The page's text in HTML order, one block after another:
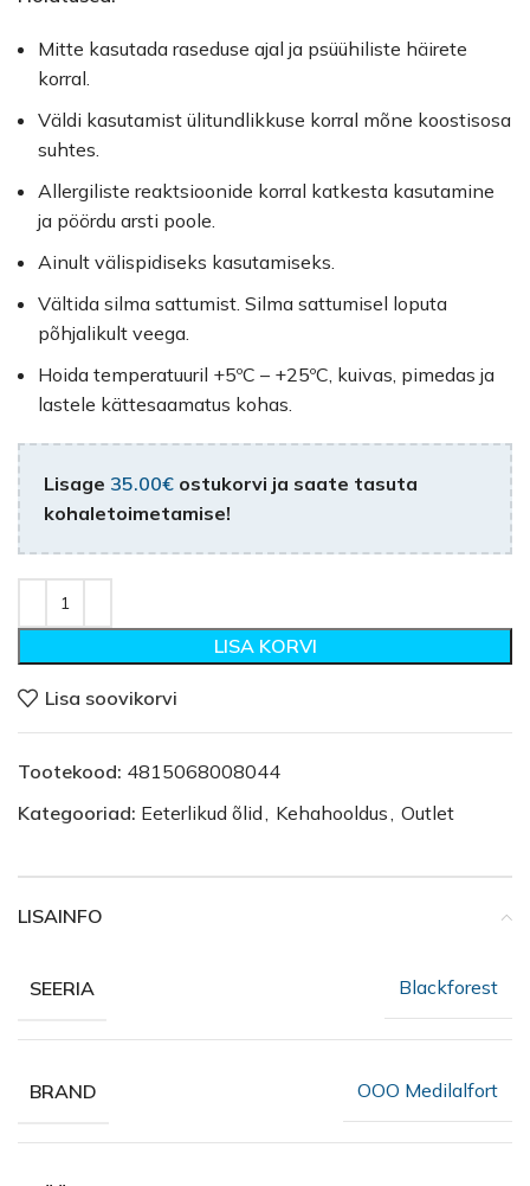
Mitte kasutada raseduse ajal ja psüühiliste häirete
korral.
Väldi kasutamist ülitundlikkuse korral mõne koostisosa
suhtes.
Allergiliste reaktsioonide korral katkesta kasutamine
ja pöördu arsti poole.
Ainult välispidiseks kasutamiseks.
Vältida silma sattumist. Silma sattumisel loputa
põhjalikult veega.
Hoida temperatuuril +5ºC – +25ºC, kuivas, pimedas ja
lastele kättesaamatus kohas.
Lisage 35.00€ ostukorvi ja saate tasuta
kohaletoimetamise!
LISA KORVI
Lisa soovikorvi
Tootekood: 4815068008044
Kategooriad: Eeterlikud õlid Kehahooldus Outlet
LISAINFO
SEERIA Blackforest
BRAND OOO Medilalfort